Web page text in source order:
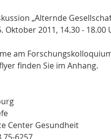
„Alternde
Oktober 2011, 14.30 -
am
finden Sie im Anhang.
Center Gesundheit
75-6257